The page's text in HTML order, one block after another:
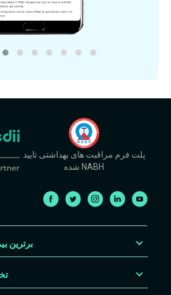
پلت فرم مراقبت های بهداشتی تایید
شده NABH
برترین